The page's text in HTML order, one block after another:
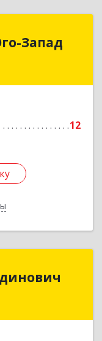
Запад
12
Юго-Запад
Победы пр-кт,